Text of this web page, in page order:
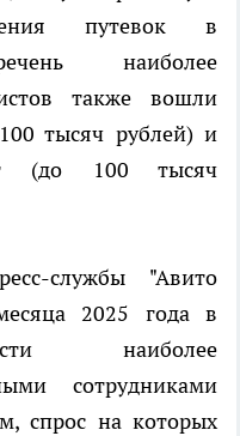
путевок в
наиболее
также вошли
тысяч рублей) и
(до 100 тысяч
службы "Авито
2025 года в
наиболее
сотрудниками
спрос на которых